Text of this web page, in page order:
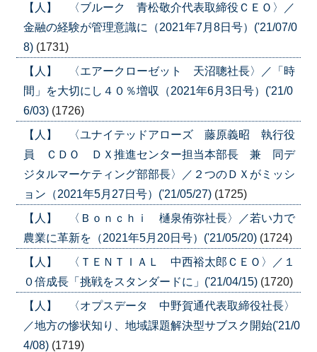
【人】 〈ブルーク 青松敬介代表取締役ＣＥＯ〉／
金融の経験が管理意識に（2021年7月8日号）('21/07/0
8) (1731)
【人】 〈エアークローゼット 天沼聰社長〉／「時
間」を大切にし４０％増収（2021年6月3日号）('21/0
6/03) (1726)
【人】 〈ユナイテッドアローズ 藤原義昭 執行役
員 ＣＤＯ ＤＸ推進センター担当本部長 兼 同デ
ジタルマーケティング部部長〉／２つのＤＸがミッシ
ョン（2021年5月27日号）('21/05/27) (1725)
【人】 〈Ｂｏｎｃｈｉ 樋泉侑弥社長〉／若い力で
農業に革新を（2021年5月20日号）('21/05/20) (1724)
【人】 〈ＴＥＮＴＩＡＬ 中西裕太郎ＣＥＯ〉／１
０倍成長「挑戦をスタンダードに」('21/04/15) (1720)
【人】 〈オプスデータ 中野賀通代表取締役社長〉
／地方の惨状知り、地域課題解決型サブスク開始('21/0
4/08) (1719)